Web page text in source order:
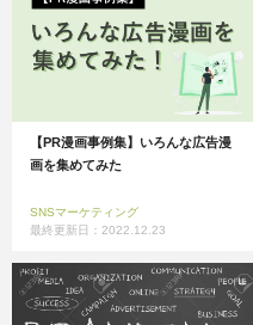
【PR漫画事例集】いろんな広告漫
画を集めてみた
SNSマーケティング
最終更新日：2022.12.23